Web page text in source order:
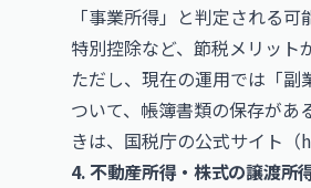
「事業所得」と判定される
特別控除など、節税メリット
ただし、現在の運用では「
ついて、帳簿書類の保存があ
きは、国税庁の公式サイト（
4. 不動産所得・株式の譲渡所